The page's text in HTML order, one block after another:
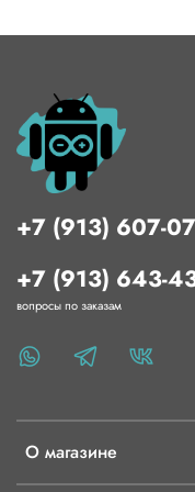
О магазине
+7 (913) 607-
+7 (913) 643-
вопросы по заказам